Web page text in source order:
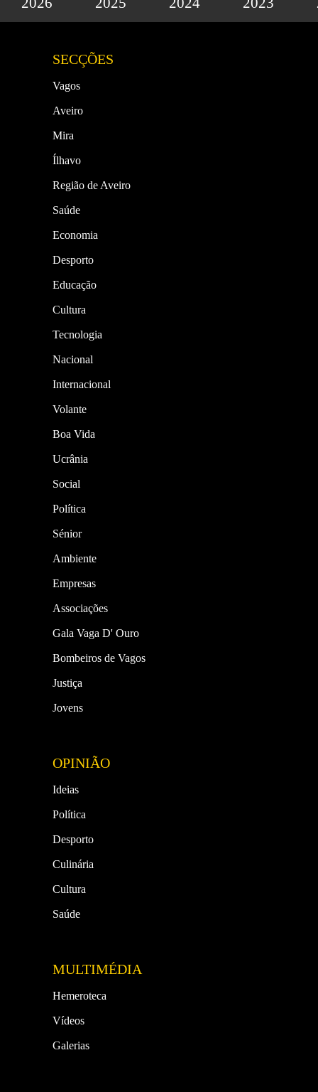
SECÇÕES
Vagos
Aveiro
Mira
Ílhavo
Região de Aveiro
Saúde
Economia
Desporto
Educação
Cultura
Tecnologia
Nacional
Internacional
Volante
Boa Vida
Ucrânia
Social
Política
Sénior
Ambiente
Empresas
Associações
Gala Vaga D' Ouro
Bombeiros de Vagos
Justiça
Jovens
OPINIÃO
Ideias
Política
Desporto
Culinária
Cultura
Saúde
MULTIMÉDIA
Hemeroteca
Vídeos
Galerias